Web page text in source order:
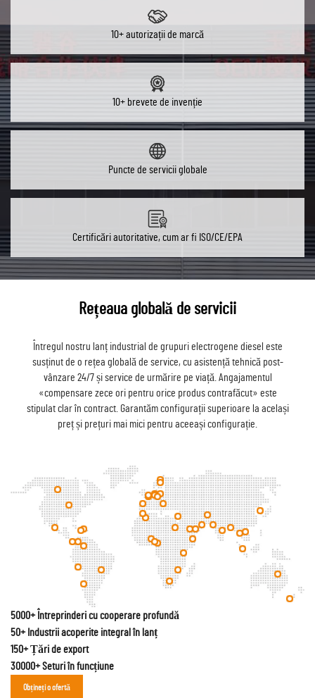
10+ autorizații de marcă
10+ brevete de invenție
Puncte de servicii globale
Certificări autoritative, cum ar fi ISO/CE/EPA
Rețeaua globală de servicii
Întregul nostru lanț industrial de grupuri electrogene diesel este
susținut de o rețea globală de service, cu asistență tehnică post-
vânzare 24/7 și service de urmărire pe viață. Angajamentul
«compensare zece ori pentru orice produs contrafăcut» este
stipulat clar în contract. Garantăm configurații superioare la același
preț și prețuri mai mici pentru aceeași configurație.
5000+ Întreprinderi cu cooperare profundă
50+ Industrii acoperite integral în lanț
150+ Țări de export
30000+ Seturi în funcțiune
Obțineți o ofertă